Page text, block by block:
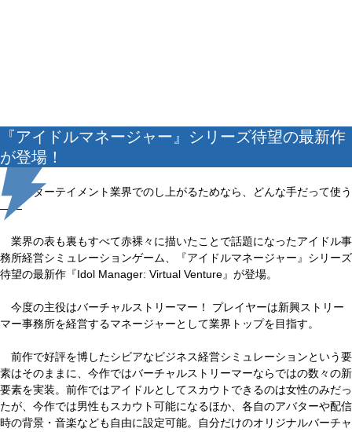
『アイドルマネージャー』シリーズ待望の最新作
が登場！
エンターテイメント業界でのし上がるためなら、どんな手だって使う
――
業界の表も裏もすべて赤裸々に描いたことで話題になったアイドル事
務所経営シミュレーションゲーム、『アイドルマネージャー』シリーズ
待望の最新作『Idol Manager: Virtual Venture』が登場。
今度の主役はバーチャルストリーマー！ プレイヤーは新興ストリー
マー事務所を経営するマネージャーとして業界トップを目指す。
前作で好評を博したシビアなビジネス経営シミュレーションという要
素はそのままに、今作ではバーチャルストリーマーならではの数々の新
要素を実装。前作ではアイドルとしてスカウトできるのは女性のみだっ
たが、今作では男性もスカウト可能になるほか、各自のアバターや配信
時の背景・音楽なども自由に設定可能。自分だけのオリジナルバーチャ